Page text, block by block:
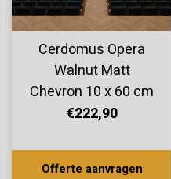
Cerdomus Opera
Walnut Matt
Chevron 10 x 60 cm
€222,90
Offerte aanvragen